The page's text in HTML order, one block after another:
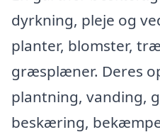
dyrkning, pleje og
planter, blomster,
græsplæner. Deres
plantning, vanding,
beskæring,